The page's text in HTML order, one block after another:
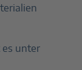
unter